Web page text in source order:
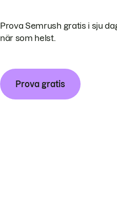
Prova Semrush gratis i sju
när som helst.
Prova gratis